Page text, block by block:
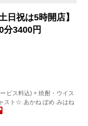
日祝は5時開店】
分3400円
ビス料込) + 焼酎・ウイス
スト☆ あかね ぽめ みはね